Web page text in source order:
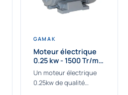
GAMAK
Moteur électrique
0.25 kw - 1500 Tr/min
- 230/400V - IE2
Un moteur électrique
0.25kw de qualité